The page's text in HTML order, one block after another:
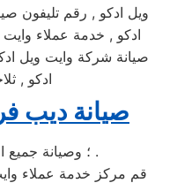
ويل ادكو , رقم تليفون
ادكو , خدمة عملاء
صيانة شركة وايت ويل
ادكو ,
صيانة ديب
؛ وصيانة جميع اعطال الديب فريزر بالمنزل .
قم مركز خدمة عملاء